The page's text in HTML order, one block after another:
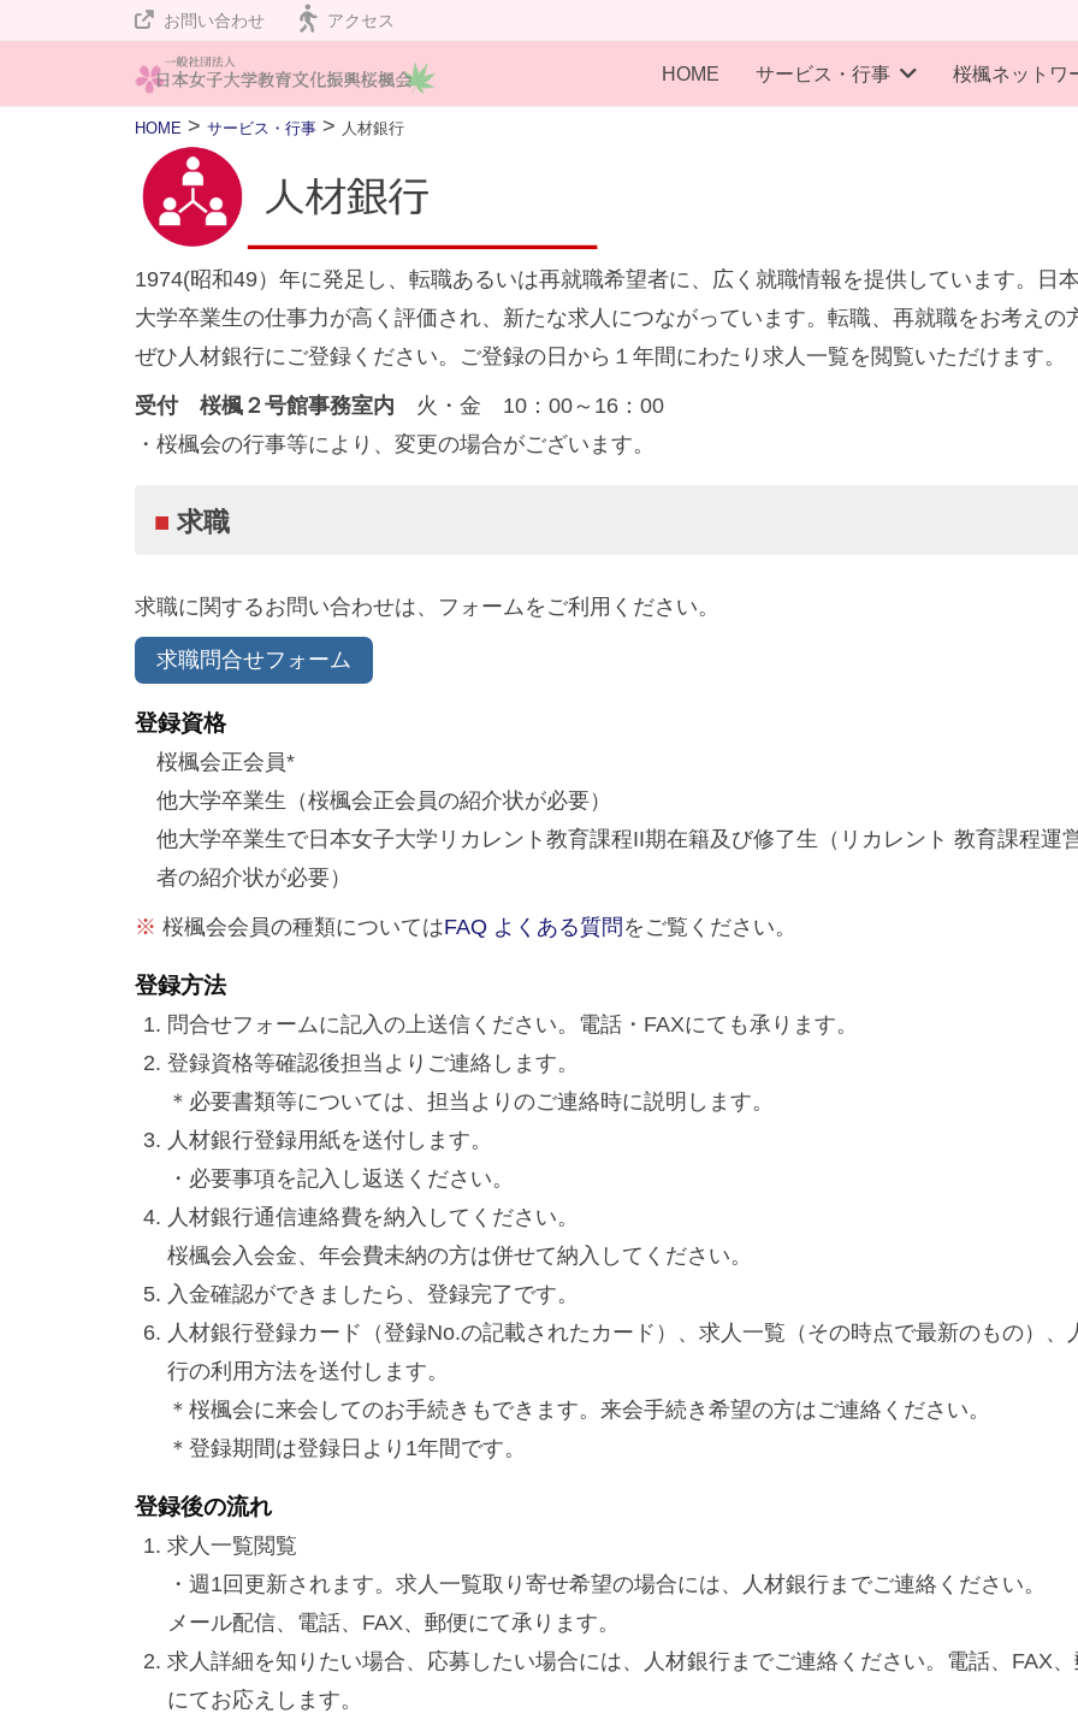
お問い合わせ アクセス
桜
楓
会ち
は
１
２
０
周
ま
HOME サービス・行事 桜楓ネットワ
HOME > サービス・行事 > 人材銀行
人
材
行
2026
年
5
月
1974(昭和49）年に発足し、転職あるいは再就職希望者に、広く就職情報を提供しています。日
大学卒業生の仕事力が高く評価され、新たな求人につながっています。転職、再就職をお考えの
ぜひ人材銀行にご登録ください。ご登録の日から１年間にわたり求人一覧を閲覧いただけます。
受付 桜楓２号館事務室内 火・金 10：00～16：00
・桜楓会の行事等により、変更の場合がございます。
■ 求職
求職に関するお問い合わせは、フォームをご利用ください。
求職問合せフォーム
登録資格
桜楓会正会員*
他大学卒業生（桜楓会正会員の紹介状が必要）
他大学卒業生で日本女子大学リカレント教育課程II期在籍及び修了生（リカレント 教育課程運
者の紹介状が必要）
※ 桜楓会会員の種類についてはFAQ よくある質問 をご覧ください。
登録方法
問合せフォームに記入の上送信ください。電話・FAXにても承ります。
登録資格等確認後担当よりご連絡します。
＊必要書類等については、担当よりのご連絡時に説明します。
人材銀行登録用紙を送付します。
・必要事項を記入し返送ください。
人材銀行通信連絡費を納入してください。
桜楓会入会金、年会費未納の方は併せて納入してください。
入金確認ができましたら、登録完了です。
人材銀行登録カード（登録No.の記載されたカード）、求人一覧（その時点で最新のもの）、
行の利用方法を送付します。
＊桜楓会に来会してのお手続きもできます。来会手続き希望の方はご連絡ください。
＊登録期間は登録日より1年間です。
登録後の流れ
求人一覧閲覧
・週1回更新されます。求人一覧取り寄せ希望の場合には、人材銀行までご連絡ください。
メール配信、電話、FAX、郵便にて承ります。
求人詳細を知りたい場合、応募したい場合には、人材銀行までご連絡ください。電話、FAX
にてお応えします。
楓
会